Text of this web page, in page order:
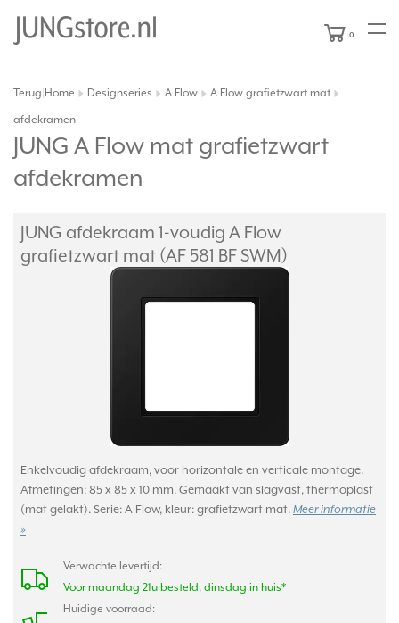
0
Terug Home Designseries A Flow A Flow grafietzwart mat
afdekramen
JUNG A Flow mat grafietzwart
afdekramen
JUNG afdekraam 1-voudig A Flow
grafietzwart mat (AF 581 BF SWM)
Enkelvoudig afdekraam, voor horizontale en verticale montage.
Afmetingen: 85 x 85 x 10 mm. Gemaakt van slagvast, thermoplast
(mat gelakt). Serie: A Flow, kleur: grafietzwart mat. Meer informatie
»
Verwachte levertijd:
Voor maandag 21u besteld, dinsdag in huis*
Huidige voorraad: